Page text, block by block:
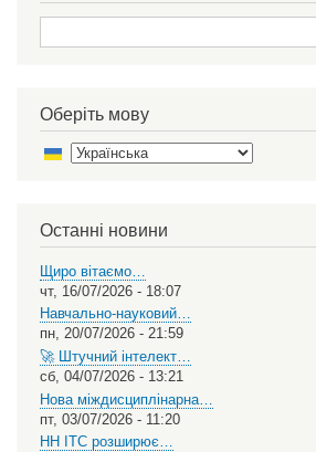
Пошук
Оберіть мову
Останні новини
Щиро вітаємо…
чт, 16/07/2026 - 18:07
Навчально-науковий…
пн, 20/07/2026 - 21:59
🚀 Штучний інтелект…
сб, 04/07/2026 - 13:21
Нова міждисциплінарна…
пт, 03/07/2026 - 11:20
НН ІТС розширює…